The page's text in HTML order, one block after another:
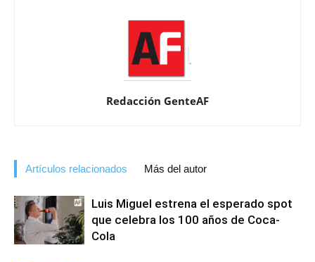
Redacción GenteAF
Artículos relacionados Más del autor
Luis Miguel estrena el esperado spot
que celebra los 100 años de Coca-
Cola